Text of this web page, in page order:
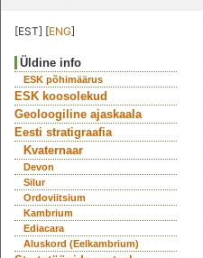
[EST] [ENG]
Üldine info
ESK põhimäärus
ESK koosolekud
Geoloogiline ajaskaala
Eesti stratigraafia
Kvaternaar
Devon
Silur
Ordoviitsium
Kambrium
Ediacara
Aluskord (Eelkambrium)